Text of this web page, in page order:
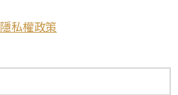
隱私權政策